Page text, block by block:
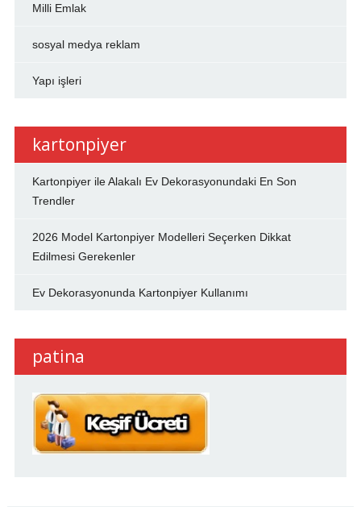
Milli Emlak
sosyal medya reklam
Yapı işleri
kartonpiyer
Kartonpiyer ile Alakalı Ev Dekorasyonundaki En Son
Trendler
2026 Model Kartonpiyer Modelleri Seçerken Dikkat
Edilmesi Gerekenler
Ev Dekorasyonunda Kartonpiyer Kullanımı
patina